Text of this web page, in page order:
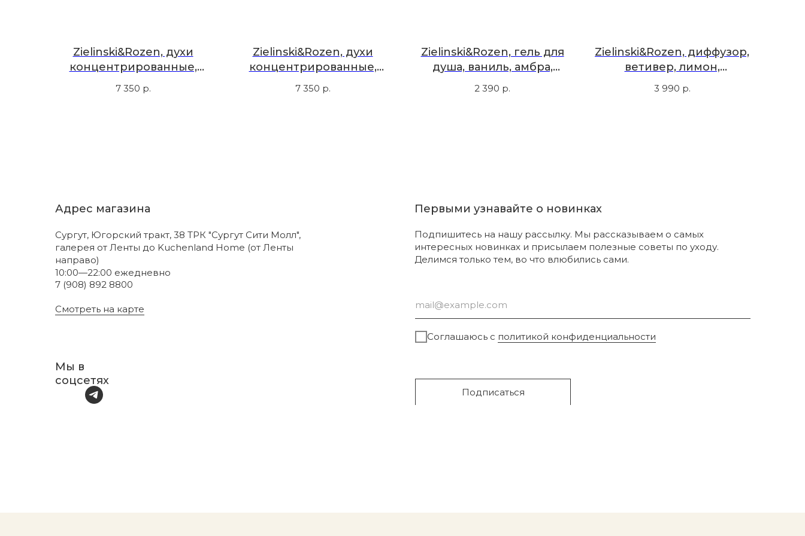
Zielinski&Rozen, духи
концентрированные,
черный ветивер, амбра,
50 мл
7 350 р.
Zielinski&Rozen, духи
концентрированные,
ветивер, лимон, 50 мл
7 350 р.
Zielinski&Rozen, гель для
душа, ваниль, амбра,
лаванда 300 мл
2 390 р.
Zielinski&Rozen, диффузор,
ветивер, лимон,
бергамот, 85 мл
3 990 р.
Адрес магазина
Сургут, Югорский тракт, 38 ТРК "Сургут Сити Молл",
галерея от Ленты до Kuchenland Home (от Ленты
направо)
10:00—22:00 ежедневно
Смотреть на карте
Мы в
соцсетях
Первыми узнавайте о новинках
Подпишитесь на нашу рассылку. Мы рассказываем о самых
интересных новинках и присылаем полезные советы по уходу.
Делимся только тем, во что влюбились сами.
Соглашаюсь с политикой конфиденциальности
Подписаться
7 (908) 892 8800